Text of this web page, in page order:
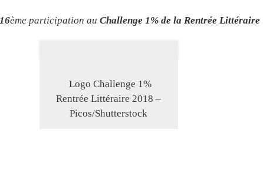
16ème participation au Challenge 1% de la Rentrée Littéraire
Logo Challenge 1%
Rentrée Littéraire 2018 –
Picos/Shutterstock